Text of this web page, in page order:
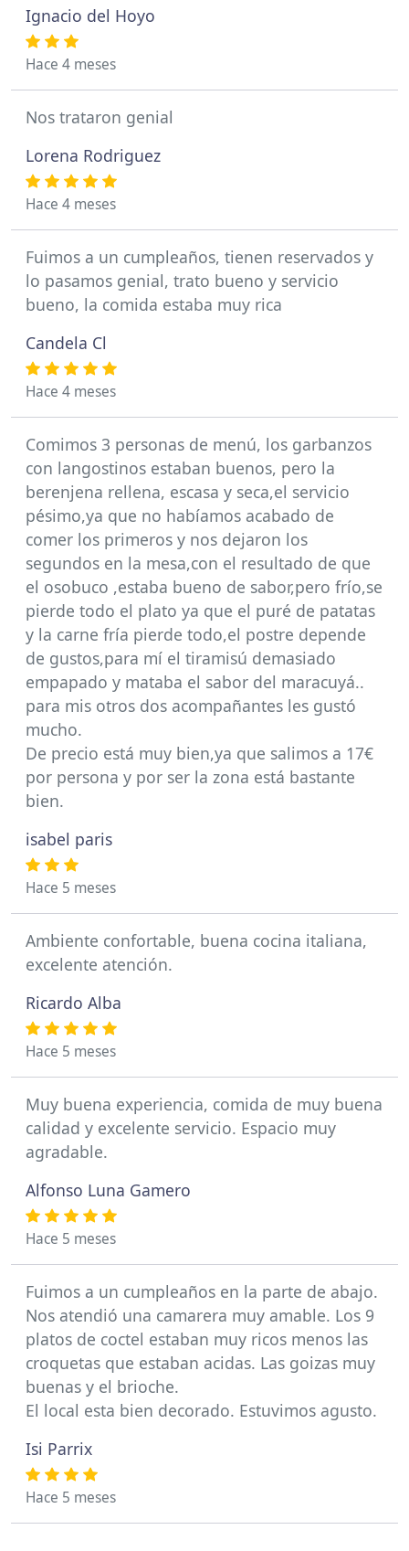
Ignacio del Hoyo
Hace 4 meses
Nos trataron genial
Lorena Rodriguez
Hace 4 meses
Fuimos a un cumpleaños, tienen reservados y
lo pasamos genial, trato bueno y servicio
bueno, la comida estaba muy rica
Candela Cl
Hace 4 meses
Comimos 3 personas de menú, los garbanzos
con langostinos estaban buenos, pero la
berenjena rellena, escasa y seca,el servicio
pésimo,ya que no habíamos acabado de
comer los primeros y nos dejaron los
segundos en la mesa,con el resultado de que
el osobuco ,estaba bueno de sabor,pero frío,se
pierde todo el plato ya que el puré de patatas
y la carne fría pierde todo,el postre depende
de gustos,para mí el tiramisú demasiado
empapado y mataba el sabor del maracuyá..
para mis otros dos acompañantes les gustó
mucho.
De precio está muy bien,ya que salimos a 17€
por persona y por ser la zona está bastante
bien.
isabel paris
Hace 5 meses
Ambiente confortable, buena cocina italiana,
excelente atención.
Ricardo Alba
Hace 5 meses
Muy buena experiencia, comida de muy buena
calidad y excelente servicio. Espacio muy
agradable.
Alfonso Luna Gamero
Hace 5 meses
Fuimos a un cumpleaños en la parte de abajo.
Nos atendió una camarera muy amable. Los 9
platos de coctel estaban muy ricos menos las
croquetas que estaban acidas. Las goizas muy
buenas y el brioche.
El local esta bien decorado. Estuvimos agusto.
Isi Parrix
Hace 5 meses